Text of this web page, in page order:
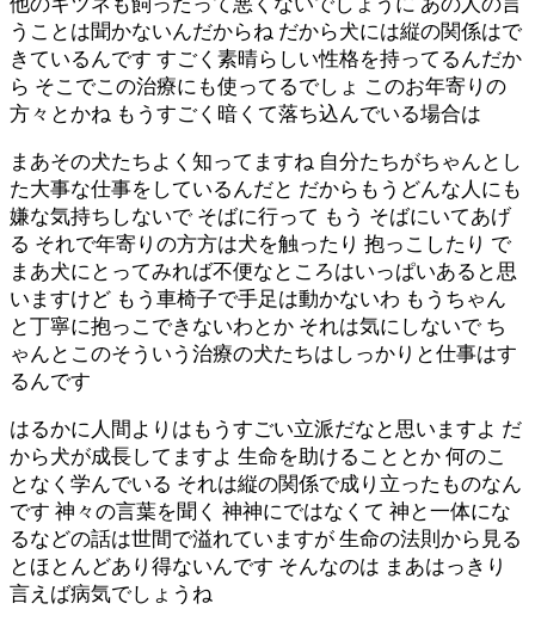
うことは聞かないんだからね だから犬には縦の関係はで
きているんです すごく素晴らしい性格を持ってるんだか
ら そこでこの治療にも使ってるでしょ このお年寄りの
方々とかね もうすごく暗くて落ち込んでいる場合は
まあその犬たちよく知ってますね 自分たちがちゃんとし
た大事な仕事をしているんだと だからもうどんな人にも
嫌な気持ちしないで そばに行って もう そばにいてあげ
る それで年寄りの方方は犬を触ったり 抱っこしたり で
まあ犬にとってみれば不便なところはいっぱいあると思
いますけど もう車椅子で手足は動かないわ もうちゃん
と丁寧に抱っこできないわとか それは気にしないで ち
ゃんとこのそういう治療の犬たちはしっかりと仕事はす
るんです
はるかに人間よりはもうすごい立派だなと思いますよ だ
から犬が成長してますよ 生命を助けることとか 何のこ
となく学んでいる それは縦の関係で成り立ったものなん
です 神々の言葉を聞く 神神にではなくて 神と一体にな
るなどの話は世間で溢れていますが 生命の法則から見る
とほとんどあり得ないんです そんなのは まあはっきり
言えば病気でしょうね